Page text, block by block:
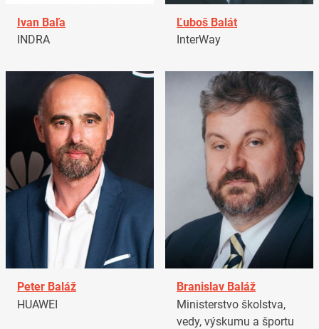
Ivan Baľa
INDRA
Ľuboš Balát
InterWay
Peter Baláž
HUAWEI
Branislav Baláž
Ministerstvo školstva,
vedy, výskumu a športu